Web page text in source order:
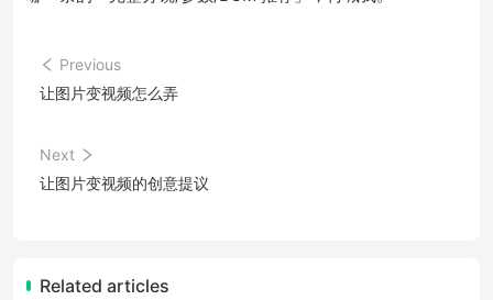
Previous
让图片变视频怎么弄
Next
让图片变视频的创意提议
Related articles